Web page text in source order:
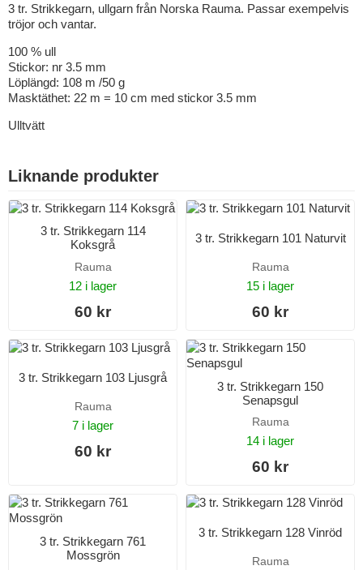
3 tr. Strikkegarn, ullgarn från Norska Rauma. Passar exempelvis
tröjor och vantar.
100 % ull
Stickor: nr 3.5 mm
Löplängd: 108 m /50 g
Masktäthet: 22 m = 10 cm med stickor 3.5 mm
Ulltvätt
Liknande produkter
3 tr. Strikkegarn 114
Koksgrå
Rauma
12 i lager
60 kr
3 tr. Strikkegarn 101 Naturvit
Rauma
15 i lager
60 kr
3 tr. Strikkegarn 103 Ljusgrå
Rauma
7 i lager
60 kr
3 tr. Strikkegarn 150
Senapsgul
Rauma
14 i lager
60 kr
3 tr. Strikkegarn 761
Mossgrön
3 tr. Strikkegarn 128 Vinröd
Rauma